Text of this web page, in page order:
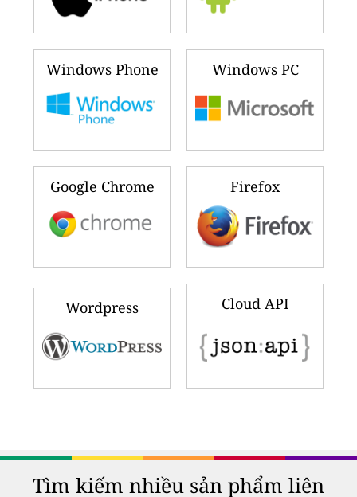
Windows Phone Windows PC
Google Chrome Firefox
Wordpress Cloud API
Tìm kiếm nhiều sản phẩm liên